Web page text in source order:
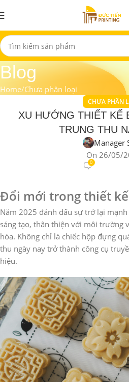
Blog
Home Chưa phân loại
CHƯA PHÂN
XU HƯỚNG THIẾT KẾ
TRUNG THU
Manager
On 26/05/
0
Đổi mới trong thiết
Năm 2025 đánh dấu sự trở lại
sáng tạo, thân thiện với môi trường
hóa. Không chỉ là chiếc hộp đựng
thu ngày nay trở thành công cụ
hiệu.